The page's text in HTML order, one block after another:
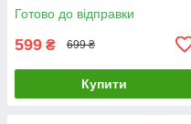
Готово до відправки
599 ₴ 699 ₴
Купити